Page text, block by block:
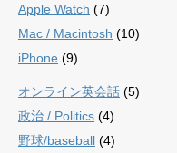
Apple Watch (7)
Mac / Macintosh (10)
iPhone (9)
オンライン英会話 (5)
政治 / Politics (4)
野球/baseball (4)